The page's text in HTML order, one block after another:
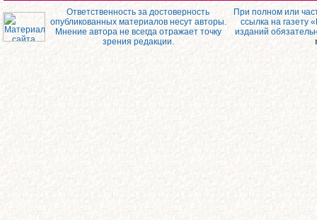
Ответственность за достоверность
опубликованных материалов несут авторы.
Мнение автора не всегда отражает точку
зрения редакции.
При полном или
ссылка на газету
изданий